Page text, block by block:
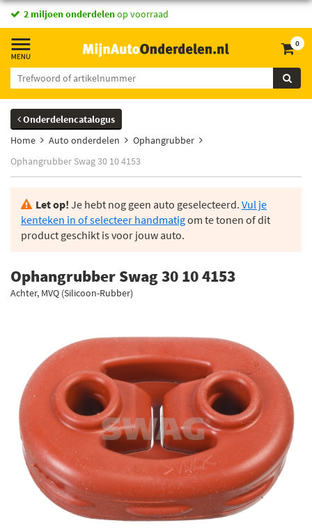
2 miljoen onderdelenop voorraad
0
Onderdelencatalogus
Home
Auto onderdelen
Ophangrubber
Ophangrubber Swag 30 10 4153
Let op! Je hebt nog geen auto geselecteerd. Vul je
kenteken in of selecteer handmatigom te tonen of dit
product geschikt is voor jouw auto.
Ophangrubber Swag 30 10 4153
Achter, MVQ (Silicoon-Rubber)